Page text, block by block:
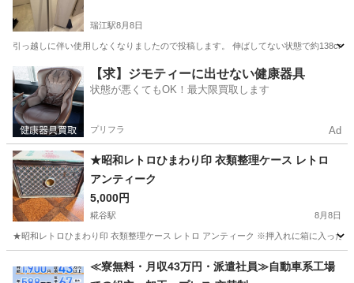
瑞江駅8月8日
引っ越しに伴い使用しなくなりましたので投稿します。 伸ばしてない状態で約
東京 江戸川区 瑞江駅 ミラー/鏡
【求】ジモティーに出せない健康器具
状態が悪くてもOK！最大限買取します
プリフラ Ad
★昭和レトロひまわり印 衣類整理ケース レトロ
アンティーク
5,000円
糀谷駅 8月8日
★昭和レトロひまわり印 衣類整理ケース レトロ アンティーク ※押入れに箱に入った
糀谷駅 収納家具
≪寮無料・月収43万円・派遣社員≫自動車系工場